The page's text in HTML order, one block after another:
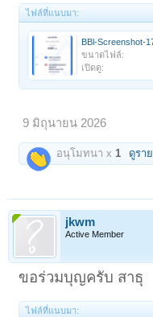
ไฟล์ที่แนบมา:
BBl-Screenshot-
ขนาดไฟล์:
เปิดดู:
9 มิถุนายน 2026
อนุโมทนา x 1 ดูรา
jkwm
Active Member
ขอร่วมบุญครับ สาธุ
ไฟล์ที่แนบมา: